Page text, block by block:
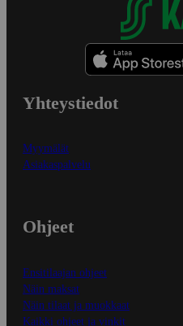
Yhteystiedot
Myymälät
Asiakaspalvelu
Ohjeet
Ensitilaajan ohjeet
Näin maksat
Näin tilaat ja muokkaat
Kaikki ohjeet ja vinkit